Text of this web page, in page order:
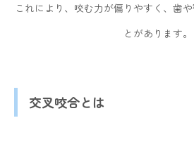
これにより、咬む力が偏りやすく、歯
とがあります。
交叉咬合とは